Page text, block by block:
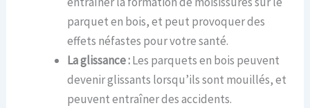
parquet en bois, et peut provoquer des
effets néfastes pour votre santé.
La glissance :Les parquets en bois peuvent
devenir glissants lorsqu’ils sont mouillés, et
peuvent entraîner des accidents.